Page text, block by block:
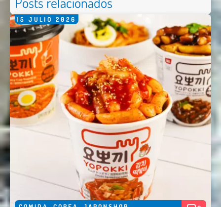
15 JULIO 2026